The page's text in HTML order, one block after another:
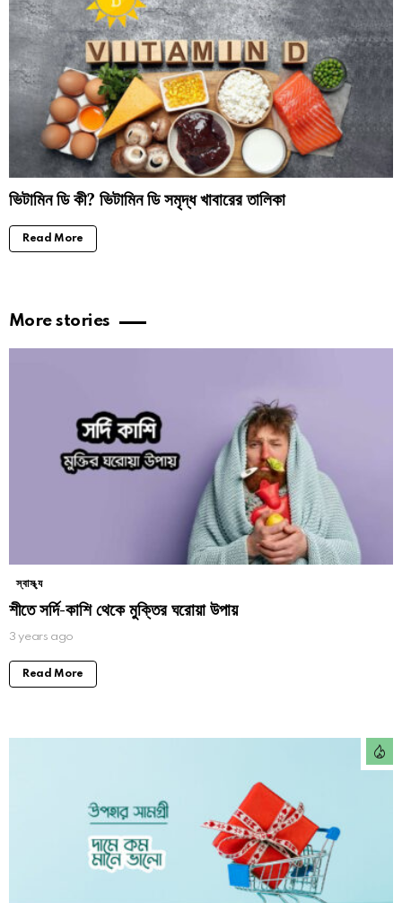
ভিটামিন ডি কী? ভিটামিন ডি সমৃদ্ধ খাবারের তালিকা
Read More
More stories
স্বাস্থ্য
শীতে সর্দি-কাশি থেকে মুক্তির ঘরোয়া উপায়
3 years ago
Read More